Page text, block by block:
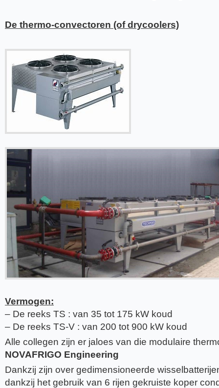
De thermo-convectoren (of drycoolers)
Vermogen:
– De reeks TS : van 35 tot 175 kW koud
– De reeks TS-V : van 200 tot 900 kW koud
Alle collegen zijn er jaloes van die modulaire
NOVAFRIGO Engineering
Dankzij zijn over gedimensioneerde
dankzij het gebruik van 6 rijen gekruiste koper